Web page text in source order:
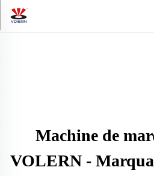
Machine de
VOLERN -